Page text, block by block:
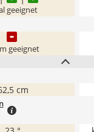
geeignet
geeignet
cm